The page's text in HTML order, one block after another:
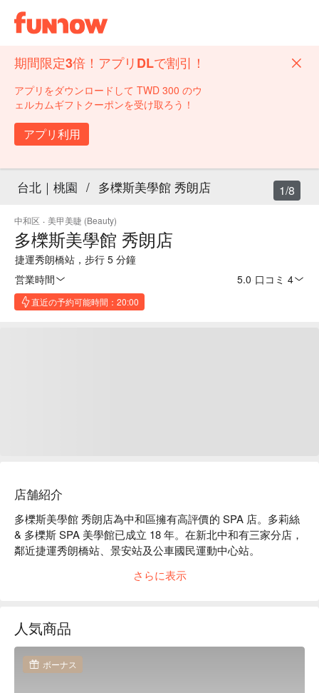
期間限定3倍！アプリDLで割引！
アプリをダウンロードして TWD 300 のウ
ェルカムギフトクーポンを受け取ろう！
アプリ利用
台北｜桃園 / 多櫟斯美學館 秀朗店
中和区 · 美甲美睫 (Beauty)
多櫟斯美學館 秀朗店
捷運秀朗橋站，步行 5 分鐘
営業時間
5.0 口コミ 4
直近の予約可能時間：20:00
1/8
店舗紹介
多櫟斯美學館 秀朗店為中和區擁有高評價的 SPA 店。多莉絲
& 多櫟斯 SPA 美學館已成立 18 年。在新北中和有三家分店，
鄰近捷運秀朗橋站、景安站及公車國民運動中心站。
多櫟斯美學館 秀朗店預約、多櫟斯美學館 秀朗店價格立刻查
看⬇︎
さらに表示
人気商品
ボーナス